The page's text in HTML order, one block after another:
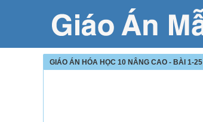
GIÁO ÁN HÓA HỌC 10 NÂNG CAO - BÀI 1-25